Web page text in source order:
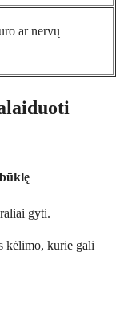
ar nervų
gyti.
kėlimo, kurie gali